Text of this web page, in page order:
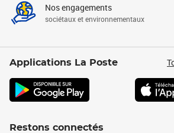
Nos engagements
sociétaux et environnementaux
Applications La Poste
Restons connectés